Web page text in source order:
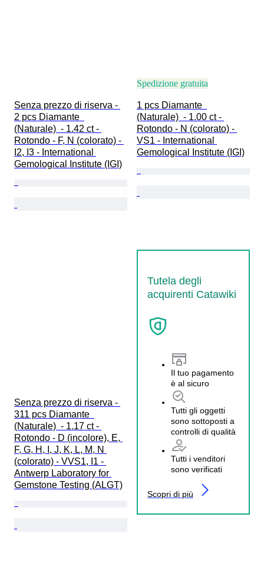
Senza prezzo di riserva -
2 pcs Diamante
(Naturale)  - 1.42 ct -
Rotondo - F, N (colorato) -
I2, I3 - International
Gemological Institute (IGI)
Spedizione gratuita
1 pcs Diamante
(Naturale)  - 1.00 ct -
Rotondo - N (colorato) -
VS1 - International
Gemological Institute (IGI)
Senza prezzo di riserva -
311 pcs Diamante
(Naturale)  - 1.17 ct -
Rotondo - D (incolore), E,
F, G, H, I, J, K, L, M, N
(colorato) - VVS1, I1 -
Antwerp Laboratory for
Gemstone Testing (ALGT)
Tutela degli
acquirenti Catawiki
Il tuo pagamento
è al sicuro
Tutti gli oggetti
sono sottoposti a
controlli di qualità
Tutti i venditori
sono verificati
Scopri di più